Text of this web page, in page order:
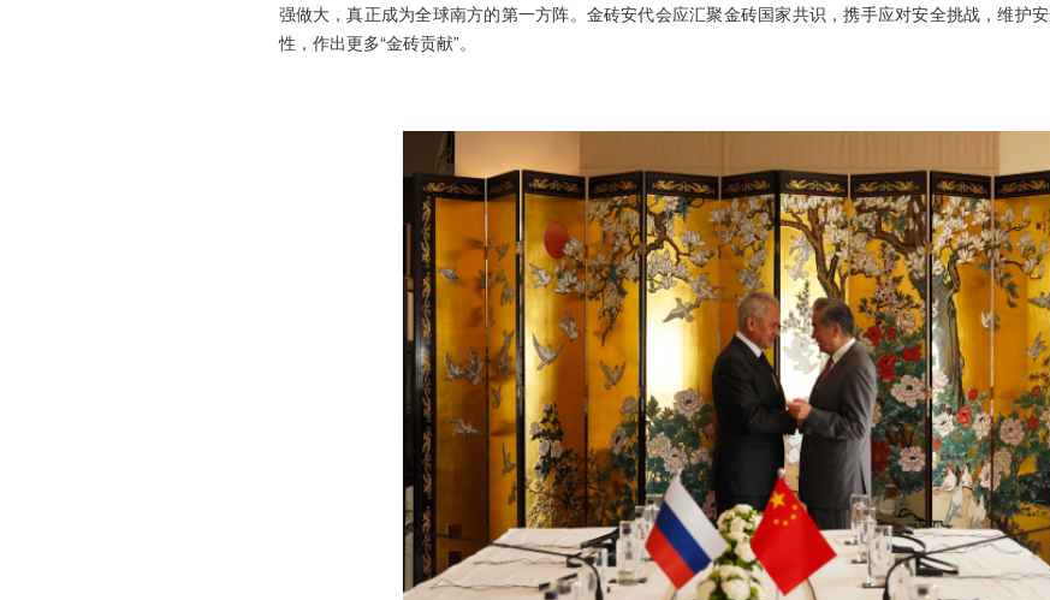
强做大，真正成为全球南方的第一方阵。金砖安代会应汇聚金砖国家共识，携手应对安全挑战，维护
性，作出更多“金砖贡献”。